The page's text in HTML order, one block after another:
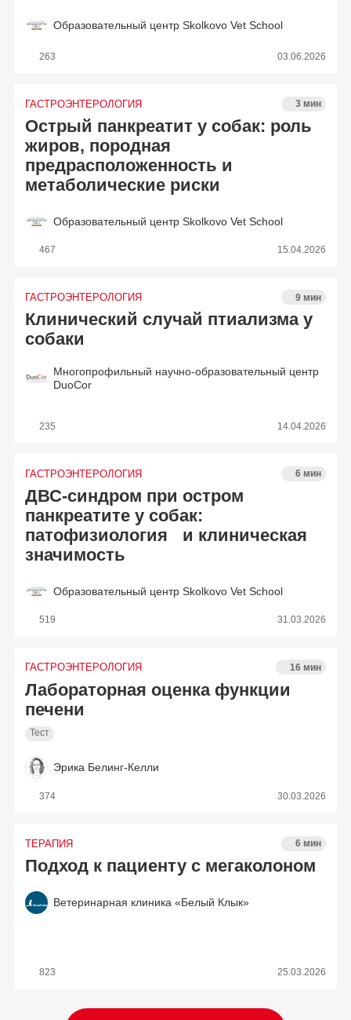
Образовательный центр Skolkovo Vet School
263 03.06.2026
ГАСТРОЭНТЕРОЛОГИЯ 3 мин
Острый панкреатит у собак: роль
жиров, породная
предрасположенность и
метаболические риски
Образовательный центр Skolkovo Vet School
467 15.04.2026
ГАСТРОЭНТЕРОЛОГИЯ 9 мин
Клинический случай птиализма у
собаки
Многопрофильный научно-образовательный центр
DuoCor
235 14.04.2026
ГАСТРОЭНТЕРОЛОГИЯ 6 мин
ДВС-синдром при остром
панкреатите у собак:
патофизиология и клиническая
значимость
Образовательный центр Skolkovo Vet School
519 31.03.2026
ГАСТРОЭНТЕРОЛОГИЯ 16 мин
Лабораторная оценка функции
печени
Тест
Эрика Белинг-Келли
374 30.03.2026
ТЕРАПИЯ 6 мин
Подход к пациенту с мегаколоном
Ветеринарная клиника «Белый Клык»
823 25.03.2026